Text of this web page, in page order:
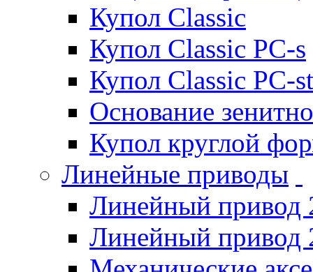
Купол Classic
Купол Classic PC-s
Купол Classic PC-st
Основание
Купол круглой
Линейные приводы
Линейный привод
Линейный привод